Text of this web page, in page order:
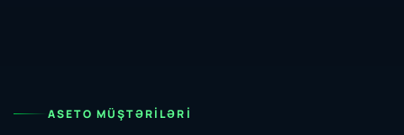
ASETO MÜŞTƏRILƏRI